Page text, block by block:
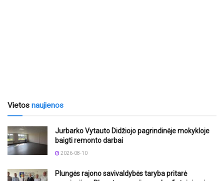
Vietos naujienos
Jurbarko Vytauto Didžiojo pagrindinėje mokykloje
baigti remonto darbai
2026-08-10
Plungės rajono savivaldybės taryba pritarė